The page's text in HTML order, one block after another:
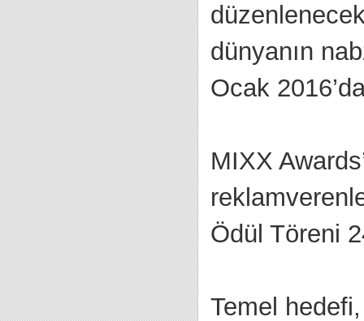
dünyanın
Ocak
MIXX
Ödül Töreni
Temel